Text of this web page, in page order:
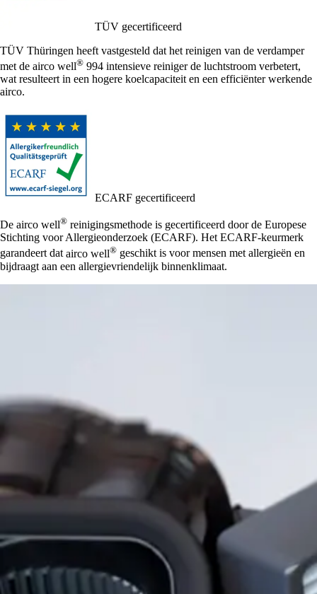
TÜV gecertificeerd
TÜV Thüringen heeft vastgesteld dat het reinigen van de verdamper
met de airco well® 994 intensieve reiniger de luchtstroom verbetert,
wat resulteert in een hogere koelcapaciteit en een efficiënter werkende
airco.
ECARF gecertificeerd
De airco well® reinigingsmethode is gecertificeerd door de Europese
Stichting voor Allergieonderzoek (ECARF). Het ECARF-keurmerk
garandeert datairco well® geschikt is voor mensen met allergieën en
bijdraagt aan een allergievriendelijk binnenklimaat.